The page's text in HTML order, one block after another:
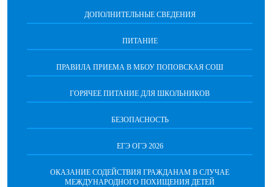
ДОПОЛНИТЕЛЬНЫЕ СВЕДЕНИЯ
ПИТАНИЕ
ПРАВИЛА ПРИЕМА В МБОУ ПОПОВСКАЯ СОШ
ГОРЯЧЕЕ ПИТАНИЕ ДЛЯ ШКОЛЬНИКОВ
БЕЗОПАСНОСТЬ
ЕГЭ ОГЭ 2026
ОКАЗАНИЕ СОДЕЙСТВИЯ ГРАЖДАНАМ В СЛУЧАЕ
МЕЖДУНАРОДНОГО ПОХИЩЕНИЯ ДЕТЕЙ